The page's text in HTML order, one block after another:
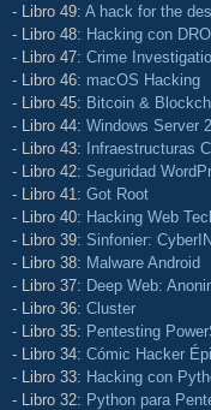
- Libro 49: A hack for the
- Libro 48: Hacking con
- Libro 47: Crime
- Libro 46: macOS Hacking
- Libro 45: Bitcoin &
- Libro 44: Windows Server
- Libro 43: Infraestructuras
- Libro 42: Seguridad
- Libro 41: Got Root
- Libro 40: Hacking Web
- Libro 39: Sinfonier:
- Libro 38: Malware Android
- Libro 37: Deep Web:
- Libro 36: Cluster
- Libro 35: Pentesting
- Libro 34: Cómic Hacker
- Libro 33: Hacking con
- Libro 32: Python para